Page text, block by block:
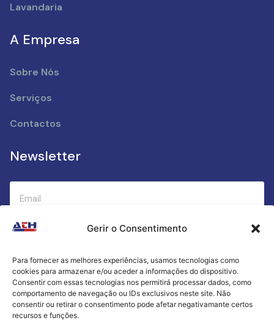
Gerir o Consentimento
Para fornecer as melhores experiências, usamos tecnologias como
cookies para armazenar e/ou aceder a informações do dispositivo.
Consentir com essas tecnologias nos permitirá processar dados, como
comportamento de navegação ou IDs exclusivos neste site. Não
consentir ou retirar o consentimento pode afetar negativamante certos
recursos e funções.
Lavandaria
A Empresa
Sobre Nós
Serviços
Contactos
Newsletter
Submeter
Criamos a cozinha perfeita para o seu sucesso
gastronómico!